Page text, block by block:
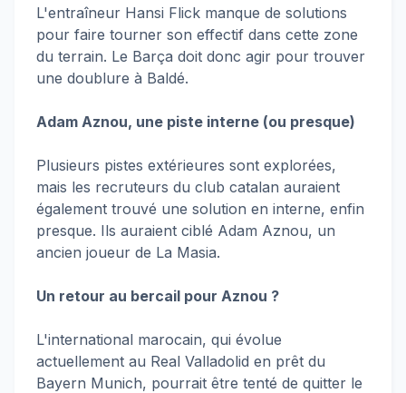
L'entraîneur Hansi Flick manque de solutions
pour faire tourner son effectif dans cette zone
du terrain. Le Barça doit donc agir pour trouver
une doublure à Baldé.
Adam Aznou, une piste interne (ou presque)
Plusieurs pistes extérieures sont explorées,
mais les recruteurs du club catalan auraient
également trouvé une solution en interne, enfin
presque. Ils auraient ciblé Adam Aznou, un
ancien joueur de La Masia.
Un retour au bercail pour Aznou ?
L'international marocain, qui évolue
actuellement au Real Valladolid en prêt du
Bayern Munich, pourrait être tenté de quitter le